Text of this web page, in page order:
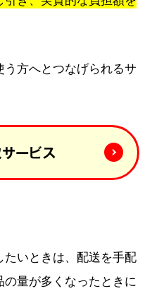
方へとつなげられるサ
ービス
いときは、配送を手配
量が多くなったときに